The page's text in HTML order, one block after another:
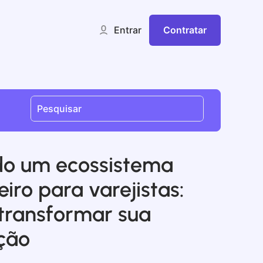
Entrar Contratar
um ecossistema
para varejistas:
sua